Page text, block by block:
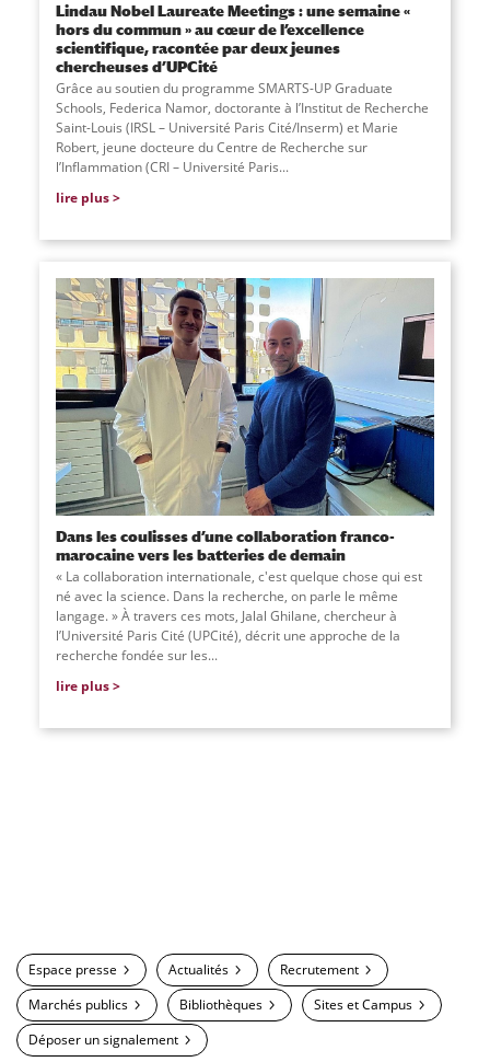
Lindau Nobel Laureate Meetings : une semaine «
hors du commun » au cœur de l’excellence
scientifique, racontée par deux jeunes
chercheuses d’UPCité
Grâce au soutien du programme SMARTS-UP Graduate
Schools, Federica Namor, doctorante à l’Institut de Recherche
Saint-Louis (IRSL – Université Paris Cité/Inserm) et Marie
Robert, jeune docteure du Centre de Recherche sur
l’Inflammation (CRI – Université Paris...
lire plus
Dans les coulisses d’une collaboration franco-
marocaine vers les batteries de demain
« La collaboration internationale, c'est quelque chose qui est
né avec la science. Dans la recherche, on parle le même
langage. » À travers ces mots, Jalal Ghilane, chercheur à
l’Université Paris Cité (UPCité), décrit une approche de la
recherche fondée sur les...
lire plus
Espace presse Actualités
Recrutement
Marchés publics
Bibliothèques
Sites et Campus
Déposer un signalement